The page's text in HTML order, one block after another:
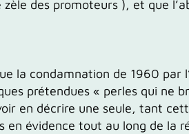
des promoteurs ), et que
la condamnation de 1960 par
prétendues « perles qui ne
en décrire une seule, tant
en évidence tout au long de la